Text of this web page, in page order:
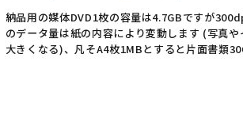
納品用の媒体DVD1枚の容量は4.7GBですが
のデータ量は紙の内容により変動します (写真
大きくなる)、凡そA4枚1MBとすると片面書類